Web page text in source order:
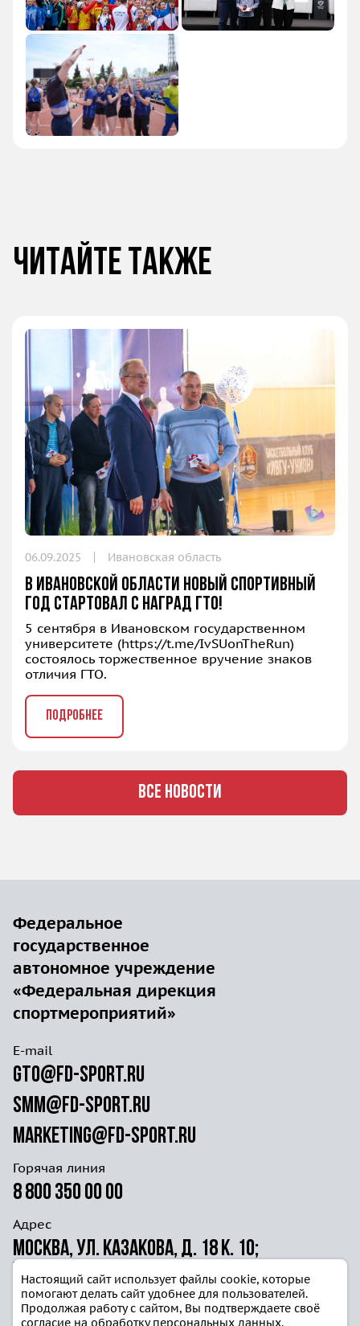
Читайте также
06.09.2025 Ивановская область
В Ивановской области новый спортивный
год стартовал с наград ГТО!
5 сентября в Ивановском государственном
университете (https://t.me/IvSUonTheRun)
состоялось торжественное вручение знаков
отличия ГТО.
ПОДРОБНЕЕ
ВСЕ НОВОСТИ
Федеральное
государственное
автономное учреждение
«Федеральная дирекция
спортмероприятий»
E-mail
gto@fd-sport.ru
smm@fd-sport.ru
marketing@fd-sport.ru
Горячая линия
8 800 350 00 00
Адрес
Москва, ул. Казакова, д. 18 к. 10;
ул. Волочаевская д. 40г ст. 4
Настоящий сайт использует файлы cookie, которые
помогают делать сайт удобнее для пользователей.
Продолжая работу с сайтом, Вы подтверждаете своё
согласие на обработку персональных данных.